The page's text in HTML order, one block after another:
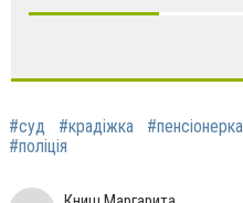
#суд #крадіжка #пенсіонерка
#поліція